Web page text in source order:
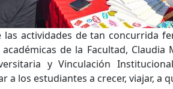
las actividades de tan concurrida
de la Facultad,
y Vinculación
a los estudiantes a crecer, viajar, a